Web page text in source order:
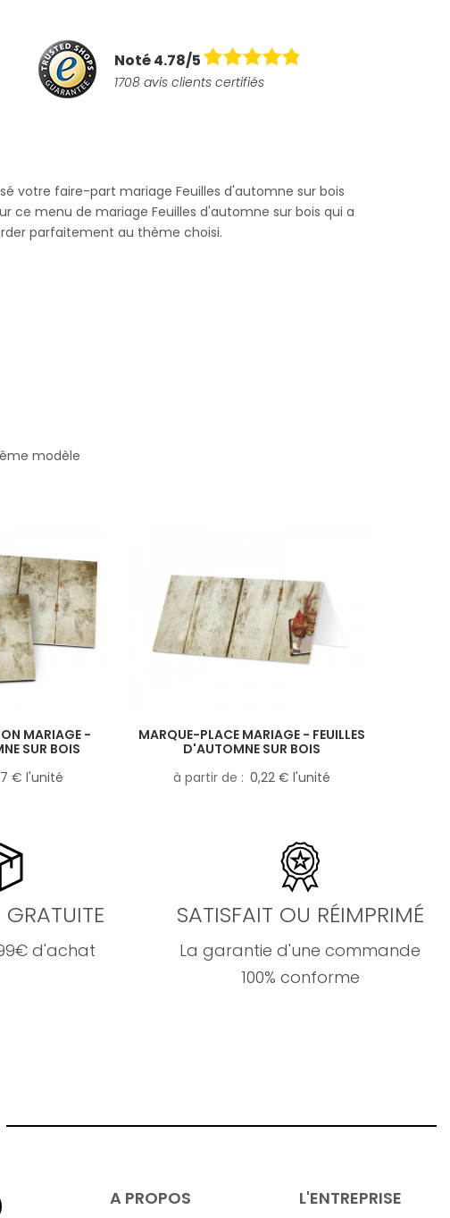
Noté 4.78/5
1708 avis clients certifiés
votre faire-part mariage Feuilles d'automne sur bois
ce menu de mariage Feuilles d'automne sur bois qui a
parfaitement au thème choisi.
modèle
MARIAGE -
SUR BOIS
€ l'unité
MARQUE-PLACE MARIAGE - FEUILLES
D'AUTOMNE SUR BOIS
à partir de
0,22 € l'unité
d'achat
SATISFAIT OU RÉIMPRIMÉ
La garantie d'une commande
100% conforme
A PROPOS L'ENTREPRISE